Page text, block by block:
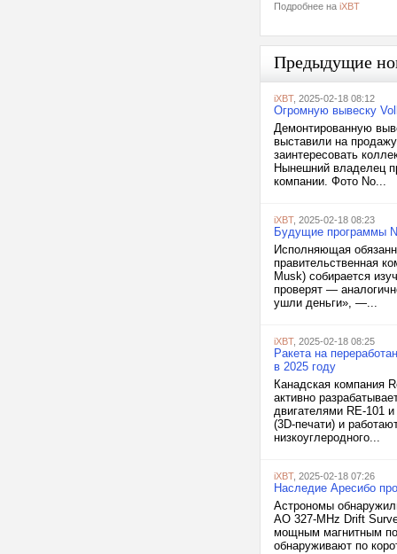
Подробнее на iXBT
Предыдущие
iXBT, 2025-02-18 08:12
Огромную вывеску
Демонтированную
выставили на
заинтересовать
Нынешний владелец
компании. Фото No...
iXBT, 2025-02-18 08:23
Будущие программы
Исполняющая
правительственная
Musk) собирается
проверят —
ушли деньги», —...
iXBT, 2025-02-18 08:25
Ракета на
в 2025 году
Канадская компания
активно
двигателями RE-101
(3D-печати) и
низкоуглеродного...
iXBT, 2025-02-18 07:26
Наследие Аресибо
Астрономы
AO 327-MHz Drift
мощным магнитным
обнаруживают по